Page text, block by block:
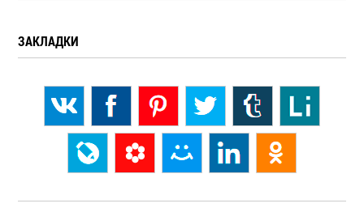
ЗАКЛАДКИ